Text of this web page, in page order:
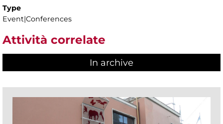
Type
Event|Conferences
Attività correlate
In archive